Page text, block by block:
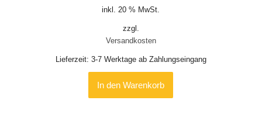
inkl. 20 % MwSt.
zzgl.
Versandkosten
Lieferzeit: 3-7 Werktage ab Zahlungseingang
In den Warenkorb